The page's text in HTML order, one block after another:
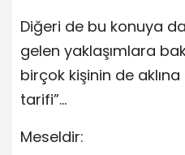
Diğeri de bu konuya
gelen yaklaşımlara
birçok kişinin de
tarifi”…
Meseldir: